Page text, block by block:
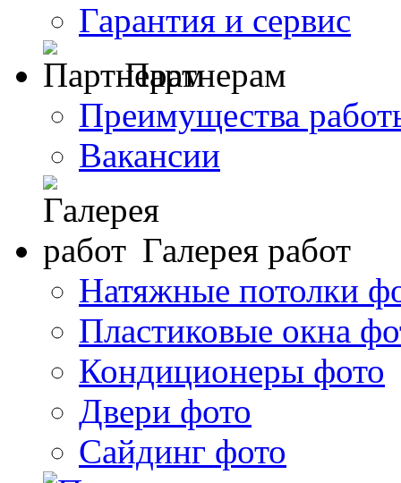
Гарантия и сервис
Партнерам
Преимущества
Вакансии
Галерея работ
Натяжные потолки
Пластиковые окна
Кондиционеры фото
Двери фото
Сайдинг фото